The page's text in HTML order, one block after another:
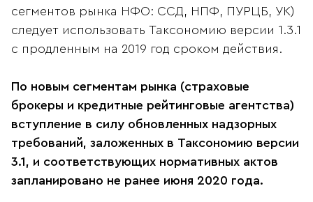
сегментов рынка НФО: ССД, НПФ, ПУРЦБ, УК)
следует использовать Таксономию версии 1.3.1
с продленным на 2019 год сроком действия.
По новым сегментам рынка (страховые
брокеры и кредитные рейтинговые агентства)
вступление в силу обновленных надзорных
требований, заложенных в Таксономию версии
3.1, и соответствующих нормативных актов
запланировано не ранее июня 2020 года.